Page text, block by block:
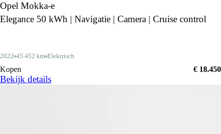
Opel Mokka-e
Elegance 50 kWh | Navigatie | Camera | Cruise control
2022 45.452 km Elektrisch
Kopen € 18.450
Bekijk details